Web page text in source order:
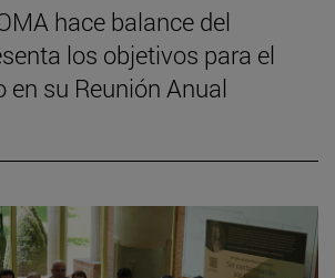
hace balance del
los objetivos para el
su Reunión Anual